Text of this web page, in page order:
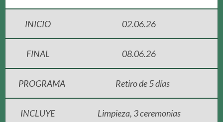
INICIO 02.06.26
FINAL 08.06.26
PROGRAMA Retiro de 5 días
INCLUYE Limpieza, 3 ceremonias